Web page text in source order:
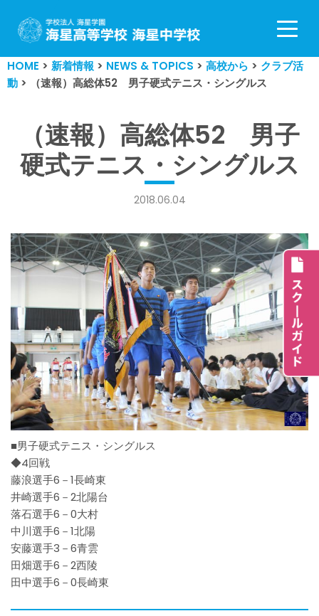
コ
ン
テ
ン
キ
ッ
HOME > 新着情報 > NEWS & TOPICS > 高校から > クラブ活
動 > （速報）高総体52 男子硬式テニス・シングルス
（速報）高総体52 男子
硬式テニス・シングルス
2018.06.04
■男子硬式テニス・シングルス
◆4回戦
藤浪選手6－1長崎東
井崎選手6－2北陽台
落石選手6－0大村
中川選手6－1北陽
安藤選手3－6青雲
田畑選手6－2西陵
田中選手6－0長崎東